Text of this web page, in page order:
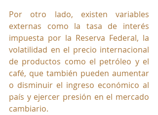
Por otro lado, existen variables
externas como la tasa de interés
impuesta por la Reserva Federal, la
volatilidad en el precio internacional
de productos como el petróleo y el
café, que también pueden aumentar
o disminuir el ingreso económico al
país y ejercer presión en el mercado
cambiario.